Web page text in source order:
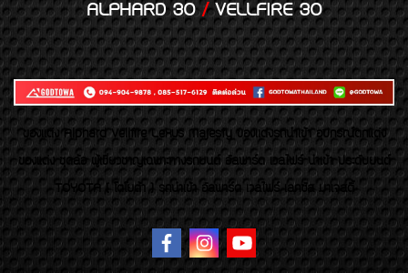
ALPHARD 30/VELLFIRE 30
ของเเต่ง Alphard Vellfire Lexus Majesty ของเเต่งรถนำเข้า อุปกรณ์ตกแต่ง
ของแต่ง ชุดล้อ ผู้เชี่ยวชาญเฉพาะทางรถยนต์ อัลพาร์ด เวลไฟร์ นำเข้า ประดับยนต์
TOYOTA ( โตโยต้า ) รถนำเข้า อัลพาร์ด เวลไฟร์ เลกซัส มาเจสตี้